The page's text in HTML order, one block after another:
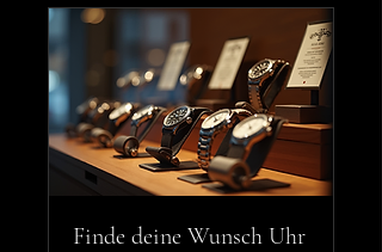
Finde deine Wunsch Uhr